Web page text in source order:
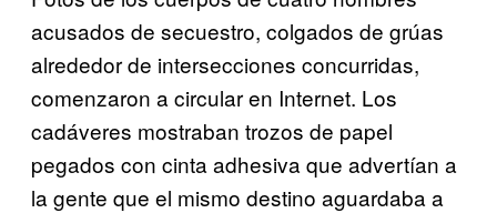
acusados de secuestro, ​​colgados de grúas
alrededor de intersecciones concurridas,
comenzaron a circular en Internet. Los
cadáveres mostraban trozos de papel
pegados con cinta adhesiva que advertían a
la gente que el mismo destino aguardaba a